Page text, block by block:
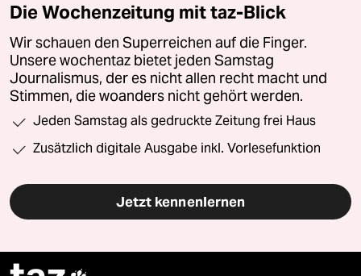
Die Wochenzeitung mit taz-Blick
Wir schauen den Superreichen auf die Finger.
Unsere wochentaz bietet jeden Samstag
Journalismus, der es nicht allen recht macht und
Stimmen, die woanders nicht gehört werden.
Jeden Samstag als gedruckte Zeitung frei Haus
Zusätzlich digitale Ausgabe inkl. Vorlesefunktion
Jetzt kennenlernen